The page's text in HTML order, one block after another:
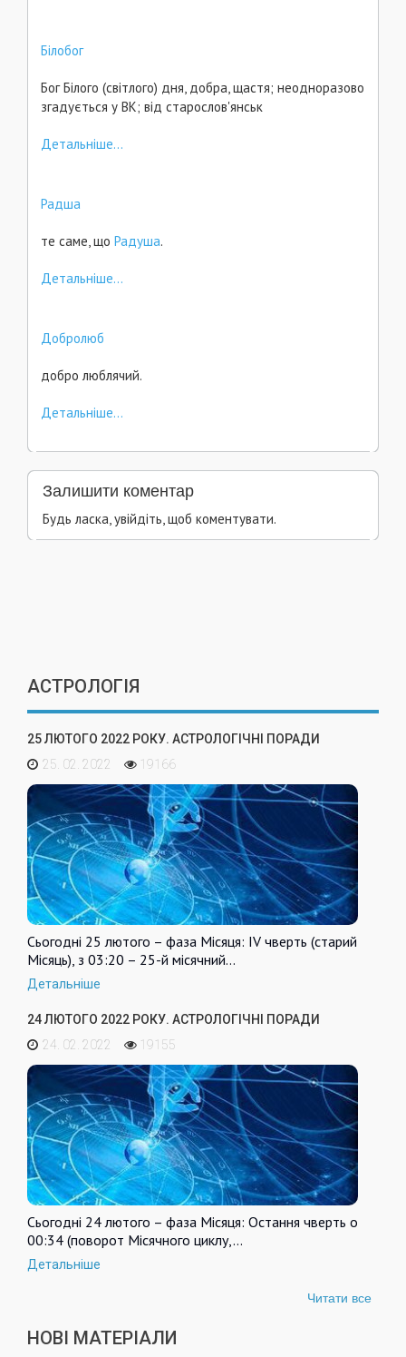
Білобог
Бог Білого (світлого) дня, добра, щастя; неодноразово
згадується у ВК; від старослов'янськ
Детальніше...
Радша
те саме, що Радуша.
Детальніше...
Добролюб
добро люблячий.
Детальніше...
Залишити коментар
Будь ласка, увійдіть, щоб коментувати.
АСТРОЛОГІЯ
25 ЛЮТОГО 2022 РОКУ. АСТРОЛОГІЧНІ ПОРАДИ
25. 02. 2022
19166
Сьогодні 25 лютого – фаза Місяця: IV чверть (старий
Місяць), з 03:20 – 25-й місячний…
Детальніше
24 ЛЮТОГО 2022 РОКУ. АСТРОЛОГІЧНІ ПОРАДИ
24. 02. 2022
19155
Сьогодні 24 лютого – фаза Місяця: Остання чверть о
00:34 (поворот Місячного циклу,…
Детальніше
Читати все
НОВІ МАТЕРІАЛИ